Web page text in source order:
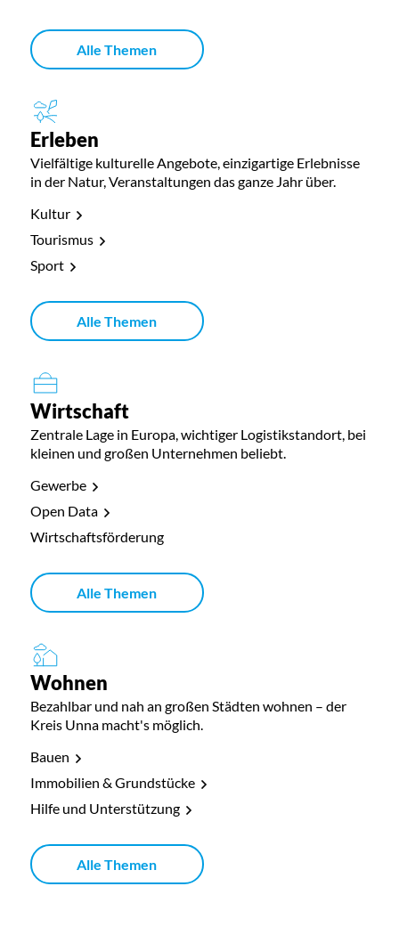
Alle Themen
Erleben
Vielfältige kulturelle Angebote, einzigartige Erlebnisse
in der Natur, Veranstaltungen das ganze Jahr über.
Kultur
Tourismus
Sport
Alle Themen
Wirtschaft
Zentrale Lage in Europa, wichtiger Logistikstandort, bei
kleinen und großen Unternehmen beliebt.
Gewerbe
Open Data
Wirtschaftsförderung
Alle Themen
Wohnen
Bezahlbar und nah an großen Städten wohnen – der
Kreis Unna macht's möglich.
Bauen
Immobilien & Grundstücke
Hilfe und Unterstützung
Alle Themen